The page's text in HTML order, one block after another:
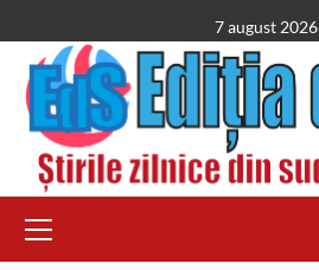
to
content
7 august 2026
Menu